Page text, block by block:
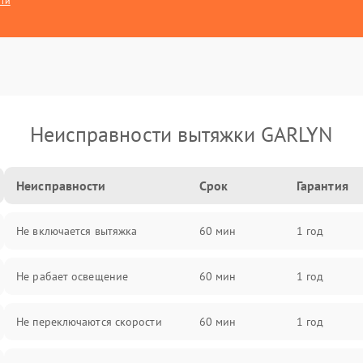
Неисправности вытяжки GARLYN
Неисправности Срок Гарантия
Не включается вытяжка 60 мин 1 год
Не рабает освещение 60 мин 1 год
Не переключаются скорости 60 мин 1 год